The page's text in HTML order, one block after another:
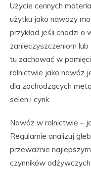
Użycie cennych
użytku jako nawozy
przykład jeśli chodzi o
zanieczyszczeniom
tu zachować w
rolnictwie jako nawóz
dla zachodzących
selen i cynk.
Nawóz w rolnictwie –
Regularnie analizuj
przeważnie
czynników